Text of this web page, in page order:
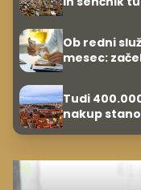
Ob redni
mesec:
Tudi
nakup